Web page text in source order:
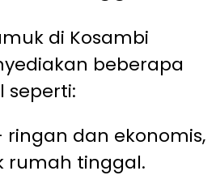
di Kosambi
beberapa
seperti:
ringan dan ekonomis,
rumah tinggal.